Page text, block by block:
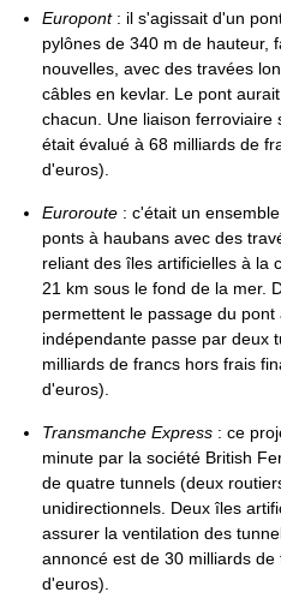
Europont: il s'agissait d'un
pylônes de 340 m de hauteur,
nouvelles, avec des travées
câbles en kevlar. Le pont
chacun. Une liaison
était évalué à 68 milliards de
d'euros).
Euroroute : c'était un
ponts à haubans avec des
reliant des îles artificielles à la
21 km sous le fond de la mer.
permettent le passage du
indépendante passe par deux
milliards de francs hors frais
d'euros).
Transmanche Express : ce
minute par la société British
de quatre tunnels (deux
unidirectionnels. Deux îles
assurer la ventilation des
annoncé est de 30 milliards
d'euros).